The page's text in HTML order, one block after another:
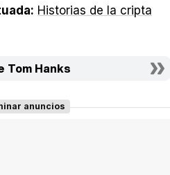
Historias de la cripta
Tom Hanks
anuncios